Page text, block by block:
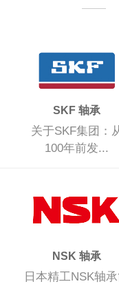
SKF 轴承
关于SKF集团：
100年前发...
NSK 轴承
日本精工NSK轴